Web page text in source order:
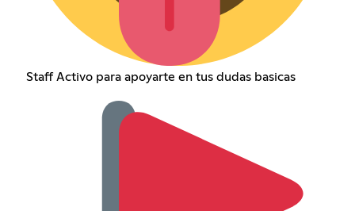
Staff Activo para apoyarte en tus dudas basicas